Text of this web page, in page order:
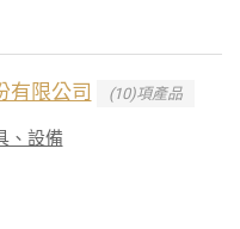
有限公司 (10)項產品
、設備